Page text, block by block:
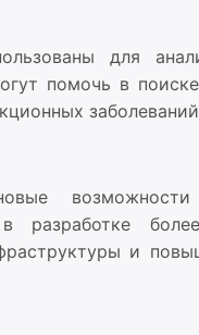
для
помочь в
и